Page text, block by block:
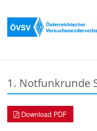
1. Notfunkrunde
Download PDF